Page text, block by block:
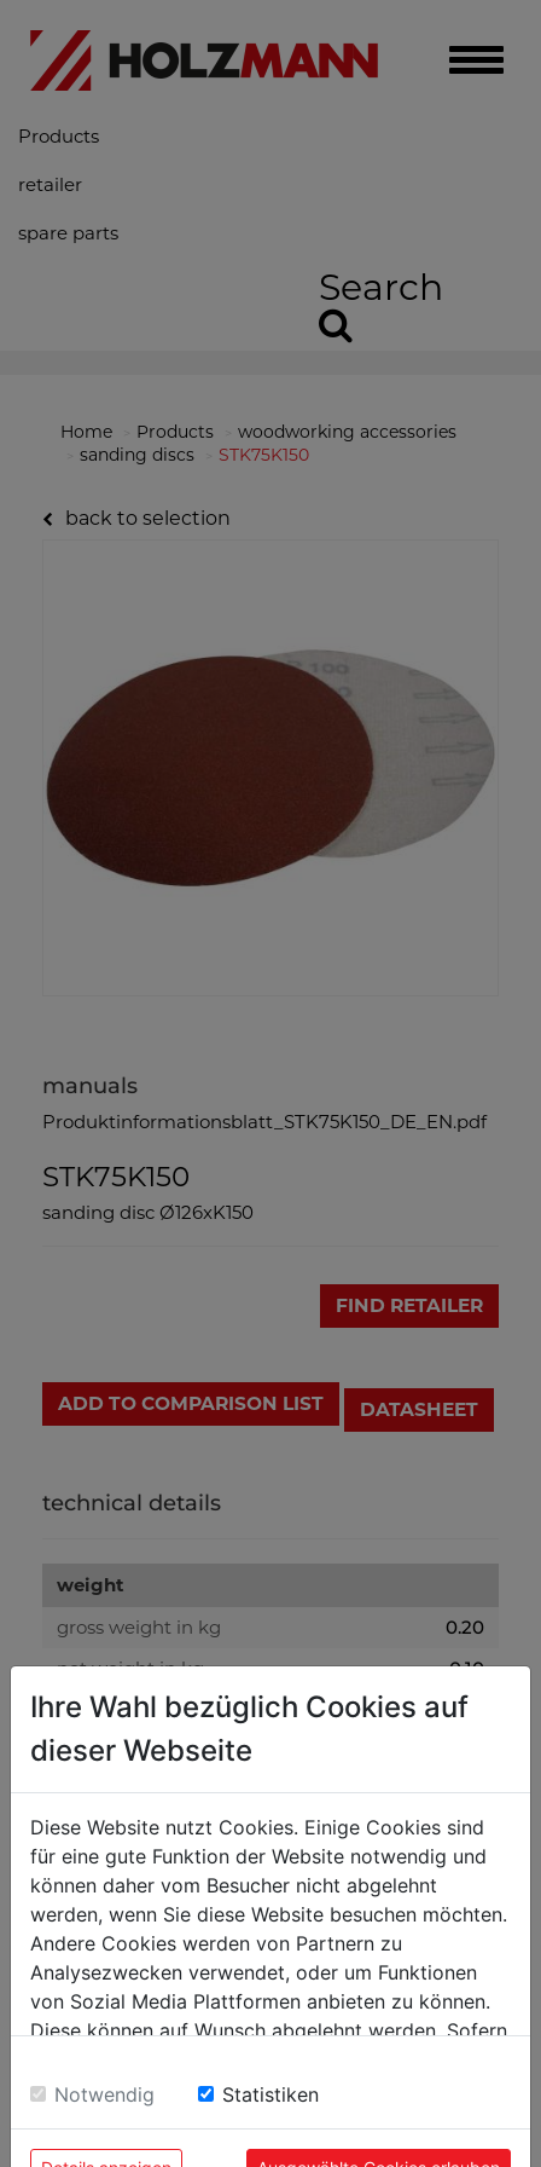
Toggle
Products
retailer
spare parts
Search
Home Products
woodworking accessories
sanding discs
STK75K150
back to selection
manuals
Produktinformationsblatt_STK75K150_DE_EN.pdf
STK75K150
sanding disc Ø126xK150
FIND RETAILER
ADD TO COMPARISON LIST DATASHEET
technical details
weight
gross weight in kg
0.20
net weight in kg
0.10
packaging
packaging length in mm
400
packaging height in mm
200
general data
EAN code
9120058376283
PU in pieces
5
Ihre Wahl bezüglich Cookies auf
dieser Webseite
Diese Website nutzt Cookies. Einige Cookies sind
für eine gute Funktion der Website notwendig und
können daher vom Besucher nicht abgelehnt
werden, wenn Sie diese Website besuchen möchten.
Andere Cookies werden von Partnern zu
Analysezwecken verwendet, oder um Funktionen
von Sozial Media Plattformen anbieten zu können.
Diese können auf Wunsch abgelehnt werden. Sofern
Einwilligung zu unseren Cookies.
Notwendig Statistiken